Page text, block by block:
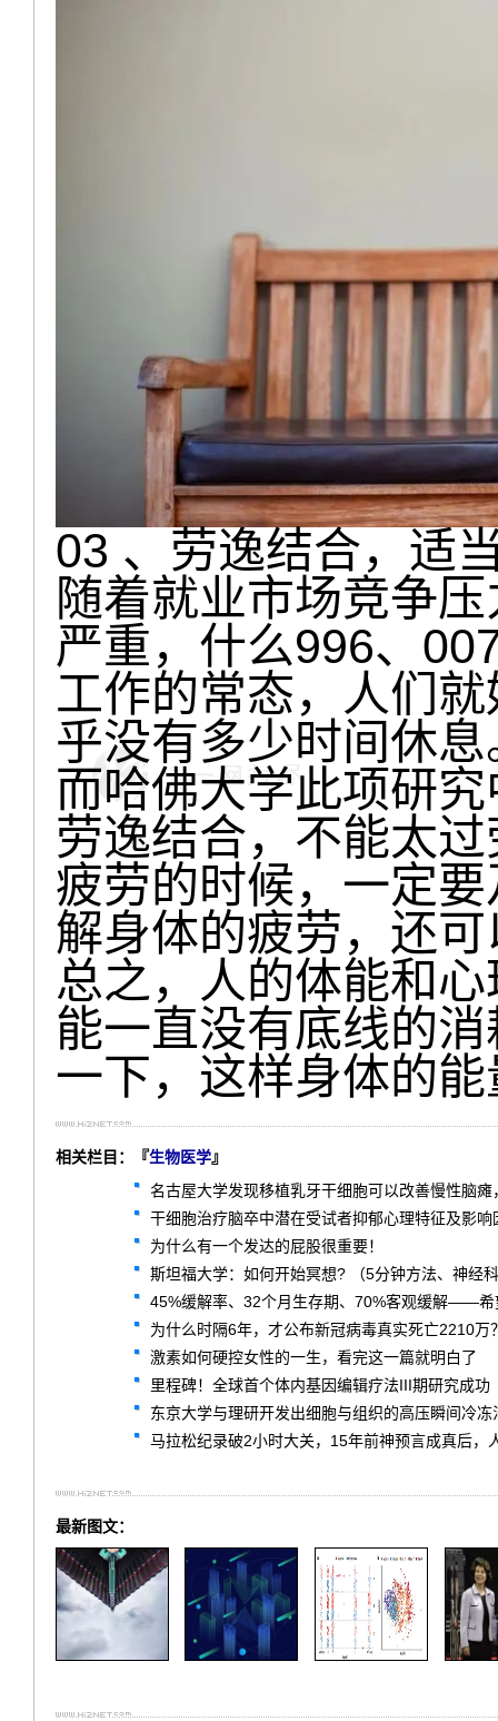
03 、劳逸结合，适
随着就业市场竞争
严重，什么996、
工作的常态，人们
乎没有多少时间休息
而哈佛大学此项研
劳逸结合，不能太
疲劳的时候，一定
解身体的疲劳，还
总之，人的体能和
能一直没有底线的
一下，这样身体的
相关栏目：『生物医学』
名古屋大学发现移植乳牙干细胞可以改善慢性脑
干细胞治疗脑卒中潜在受试者抑郁心理特征及影
为什么有一个发达的屁股很重要！
斯坦福大学：如何开始冥想? （5分钟方法、神经
45%缓解率、32个月生存期、70%客观缓解——希
为什么时隔6年，才公布新冠病毒真实死亡2210万
激素如何硬控女性的一生，看完这一篇就明白了
里程碑！全球首个体内基因编辑疗法III期研究成功
东京大学与理研开发出细胞与组织的高压瞬间冷
马拉松纪录破2小时大关，15年前神预言成真后，
最新图文：